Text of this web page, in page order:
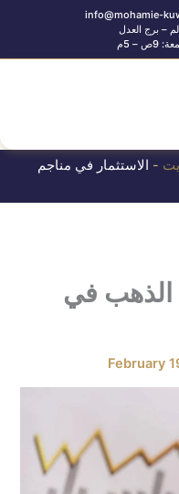
info@mohamie-
– برج العدل
– 5م
- الاستثمار في مناجم
الذهب في
February